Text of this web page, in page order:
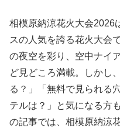
相模原納涼花火大会2026
スの人気を誇る花火大会
の夜空を彩り、空中ナイ
ど見どころ満載。しかし
る？」「無料で見られる
テルは？」と気になる方
の記事では、相模原納涼